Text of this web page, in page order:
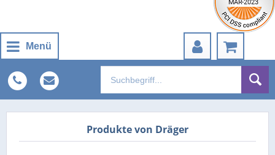
Menü
Produkte von Dräger